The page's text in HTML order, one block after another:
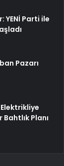
YENİ Parti ile
Pazarı
Planı